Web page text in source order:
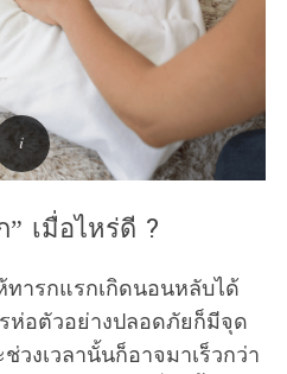
เมื่อไหร่ดี ?
ทารกแรกเกิดนอนหลับได้
อตัวอย่างปลอดภัยก็มีจุด
งเวลานั้นก็อาจมาเร็วกว่า